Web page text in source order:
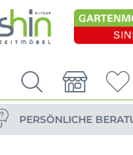
VERSANDKOSTENFREIE
PERSÖNLICHE